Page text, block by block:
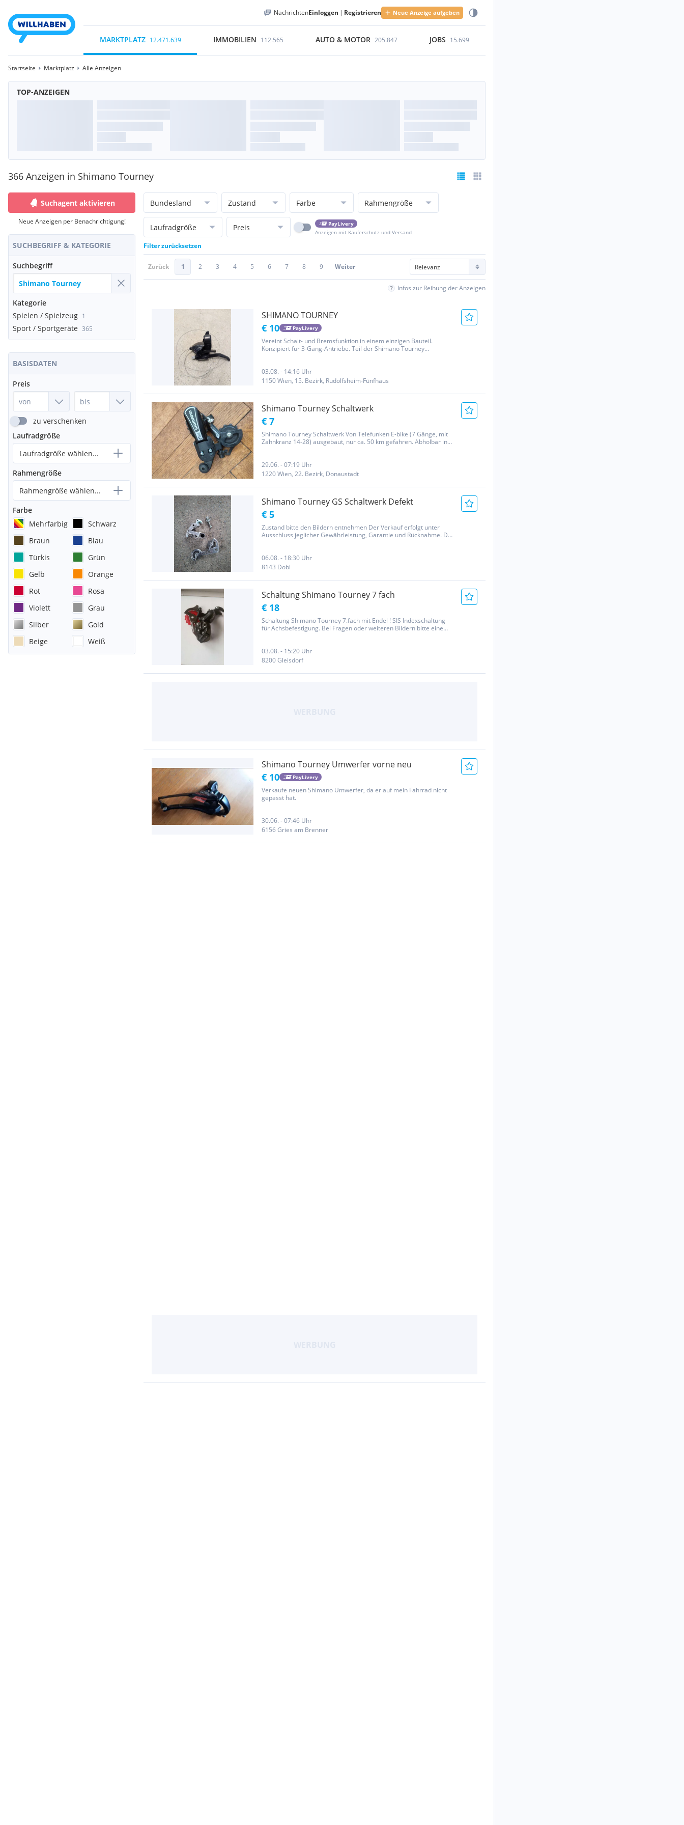
NachrichtenEinloggen | Registrieren Neue Anzeige aufgeben
MARKTPLATZ 12.471.639 IMMOBILIEN 112.565 AUTO & MOTOR 205.847 JOBS 15.699
Startseite Marktplatz Alle Anzeigen
TOP-ANZEIGEN
366 Anzeigen in Shimano Tourney
Suchagent aktivieren
Neue Anzeigen per Benachrichtigung!
SUCHBEGRIFF & KATEGORIE
Suchbegriff
Kategorie
Spielen / Spielzeug 1
Sport / Sportgeräte 365
BASISDATEN
Preis
zu verschenken
Laufradgröße
Laufradgröße wählen...
Rahmengröße
Rahmengröße wählen...
Farbe
Mehrfarbig
Schwarz
Braun
Blau
Türkis
Grün
Gelb
Orange
Rot
Rosa
Violett
Grau
Silber
Gold
Beige
Weiß
Bundesland Zustand Farbe Rahmengröße
Laufradgröße Preis
PayLivery
Anzeigen mit Käuferschutz und Versand
Filter zurücksetzen
Zurück 1 2 3 4 5 6 7 8 9 Weiter
Infos zur Reihung der Anzeigen
SHIMANO TOURNEY
€ 10 PayLivery
Vereint Schalt- und Bremsfunktion in einem einzigen Bauteil.
Konzipiert für 3-Gang-Antriebe. Teil der Shimano Tourney
abgebildet und...
03.08. - 14:16 Uhr
1150 Wien, 15. Bezirk, Rudolfsheim-Fünfhaus
Shimano Tourney Schaltwerk
€ 7
Shimano Tourney Schaltwerk Von Telefunken E-bike (7 Gänge, mit
Zahnkranz 14-28) ausgebaut, nur ca. 50 km gefahren. Abholbar in
29.06. - 07:19 Uhr
1220 Wien, 22. Bezirk, Donaustadt
Shimano Tourney GS Schaltwerk Defekt
€ 5
Zustand bitte den Bildern entnehmen Der Verkauf erfolgt unter
Ausschluss jeglicher Gewährleistung, Garantie und Rücknahme. Da
erkennt...
06.08. - 18:30 Uhr
8143 Dobl
Schaltung Shimano Tourney 7 fach
€ 18
Schaltung Shimano Tourney 7.fach mit Endel ! SIS Indexschaltung
für Achsbefestigung. Bei Fragen oder weiteren Bildern bitte eine
03.08. - 15:20 Uhr
8200 Gleisdorf
Shimano Tourney Umwerfer vorne neu
€ 10 PayLivery
Verkaufe neuen Shimano Umwerfer, da er auf mein Fahrrad nicht
gepasst hat.
30.06. - 07:46 Uhr
6156 Gries am Brenner